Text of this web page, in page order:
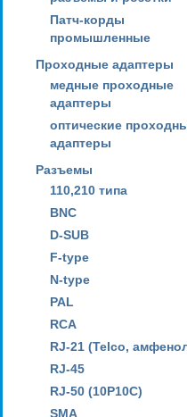
Патч-корды
промышленные
Проходные адаптеры
медные проходные
адаптеры
оптические
адаптеры
Разъемы
110,210 типа
BNC
D-SUB
F-type
N-type
PAL
RCA
RJ-21 (Telco,
RJ-45
RJ-50 (10P10C)
SMA